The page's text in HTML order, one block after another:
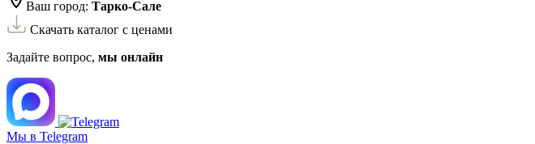
Ваш город: Тарко-Сале
Скачать каталог с ценами
Задайте вопрос, мы онлайн
Мы в Telegram